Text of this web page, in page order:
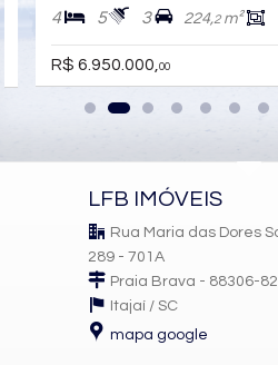
Sacada Integrada
Hidromassagem
Lavabo
Sacada Técnica
Entrada de Serviço
Banheiro Social
Sala de Jogos
Salão de Festas
Espaço Gourmet
4 5 3 224,2m²
R$ 6.950.000,00
LFB IMÓVEIS
Rua Maria das Dores
289 - 701A
Praia Brava - 88306-
Itajaí / SC
mapa google